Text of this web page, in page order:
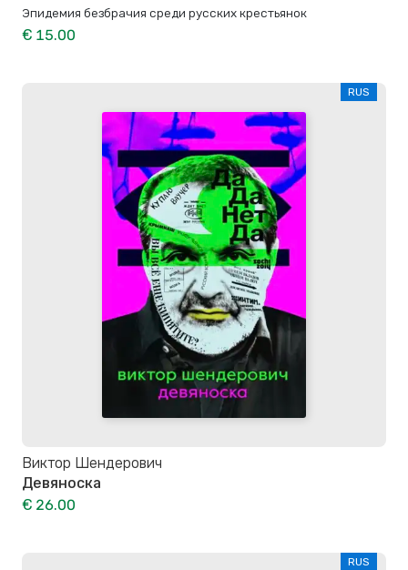
Эпидемия безбрачия среди русских крестьянок
€ 15.00
RUS
Виктор Шендерович
Девяноска
€ 26.00
RUS